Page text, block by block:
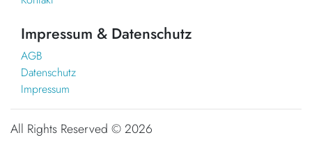
Impressum & Datenschutz
AGB
Datenschutz
Impressum
All Rights Reserved ©2026